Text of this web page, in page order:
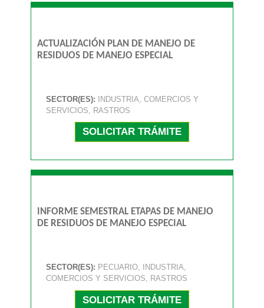
ACTUALIZACIÓN PLAN DE MANEJO DE
RESIDUOS DE MANEJO ESPECIAL
SECTOR(ES): INDUSTRIA, COMERCIOS Y
SERVICIOS, RASTROS
SOLICITAR TRÁMITE
INFORME SEMESTRAL ETAPAS DE MANEJO
DE RESIDUOS DE MANEJO ESPECIAL
SECTOR(ES): PECUARIO, INDUSTRIA,
COMERCIOS Y SERVICIOS, RASTROS
SOLICITAR TRÁMITE